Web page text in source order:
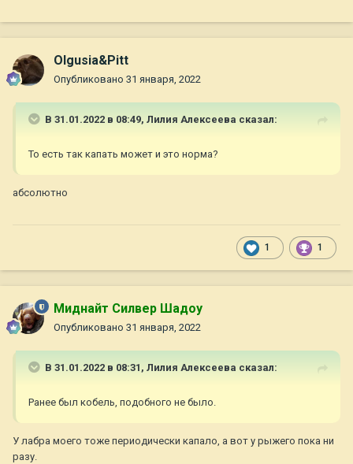
Olgusia&Pitt
Опубликовано 31 января, 2022
В 31.01.2022 в 08:49, Лилия Алексеева сказал:
То есть так капать может и это норма?
абсолютно
1 1
Миднайт Силвер Шадоу
Опубликовано 31 января, 2022
В 31.01.2022 в 08:31, Лилия Алексеева сказал:
Ранее был кобель, подобного не было.
У лабра моего тоже периодически капало, а вот у рыжего пока ни
разу.